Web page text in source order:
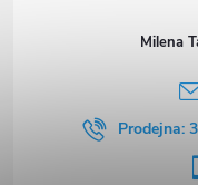
Milena
Prodejna: